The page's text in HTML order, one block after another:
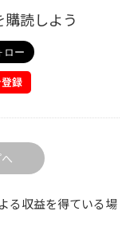
読しよう
る収益を得ている場